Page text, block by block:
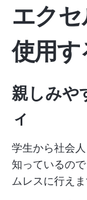
エク
使用す
親しみや
ィ
学生から社会
知っているの
ムレスに行えま